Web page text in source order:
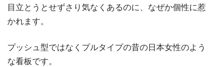
目立とうとせずさり気なくあるのに、なぜか個性に惹
かれます。
プッシュ型ではなくプルタイプの昔の日本女性のよう
な看板です。